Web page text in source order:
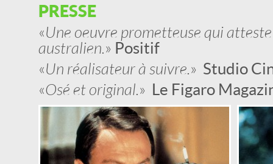
PRESSE
«Une oeuvre prometteuse qui
australien.» Positif
«Un réalisateur à suivre.» Studio
«Osé et original.» Le Figaro